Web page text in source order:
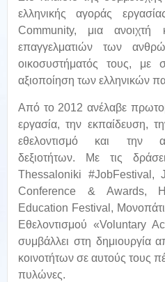
ελληνικής αγοράς
Community, μια ανοιχτή
επαγγελματιών των
οικοσυστήματός τους,
αξιοποίηση των ελληνικών
Από το 2012 ανέλαβε
εργασία, την εκπαίδευση,
εθελοντισμό και την
δεξιοτήτων. Με τις
Thessaloniki #JobFestival,
Conference & Awards,
Εducation Festival,
Εθελοντισμού «Voluntary
συμβάλλει στη δημιουργία
κοινοτήτων σε αυτούς τους
πυλώνες.